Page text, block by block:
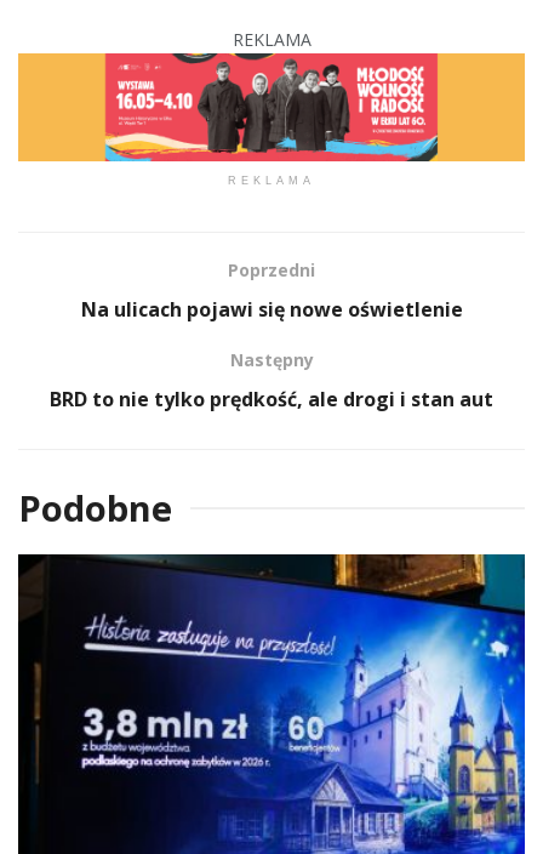
REKLAMA
REKLAMA
Poprzedni
Na ulicach pojawi się nowe oświetlenie
Następny
BRD to nie tylko prędkość, ale drogi i stan aut
Podobne